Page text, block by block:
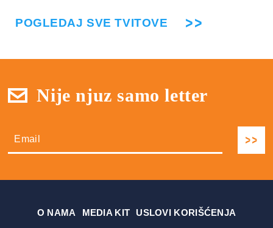
POGLEDAJ SVE TVITOVE
Nije njuz samo letter
О NAMA MEDIA KIT USLOVI KORIŠĆENJA